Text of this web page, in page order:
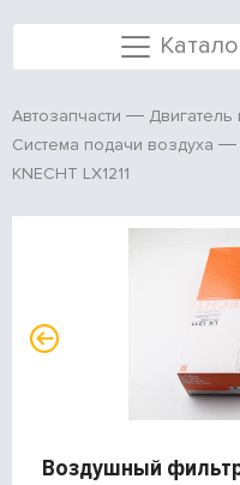
Автозапчасти
Двигатель
Система подачи воздуха
KNECHT LX1211
Воздушный фильтр